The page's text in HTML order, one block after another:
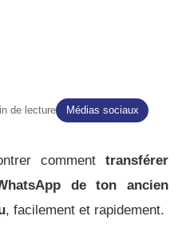
de lecture Médias sociaux
comment transférer
de ton ancien
, facilement et rapidement.